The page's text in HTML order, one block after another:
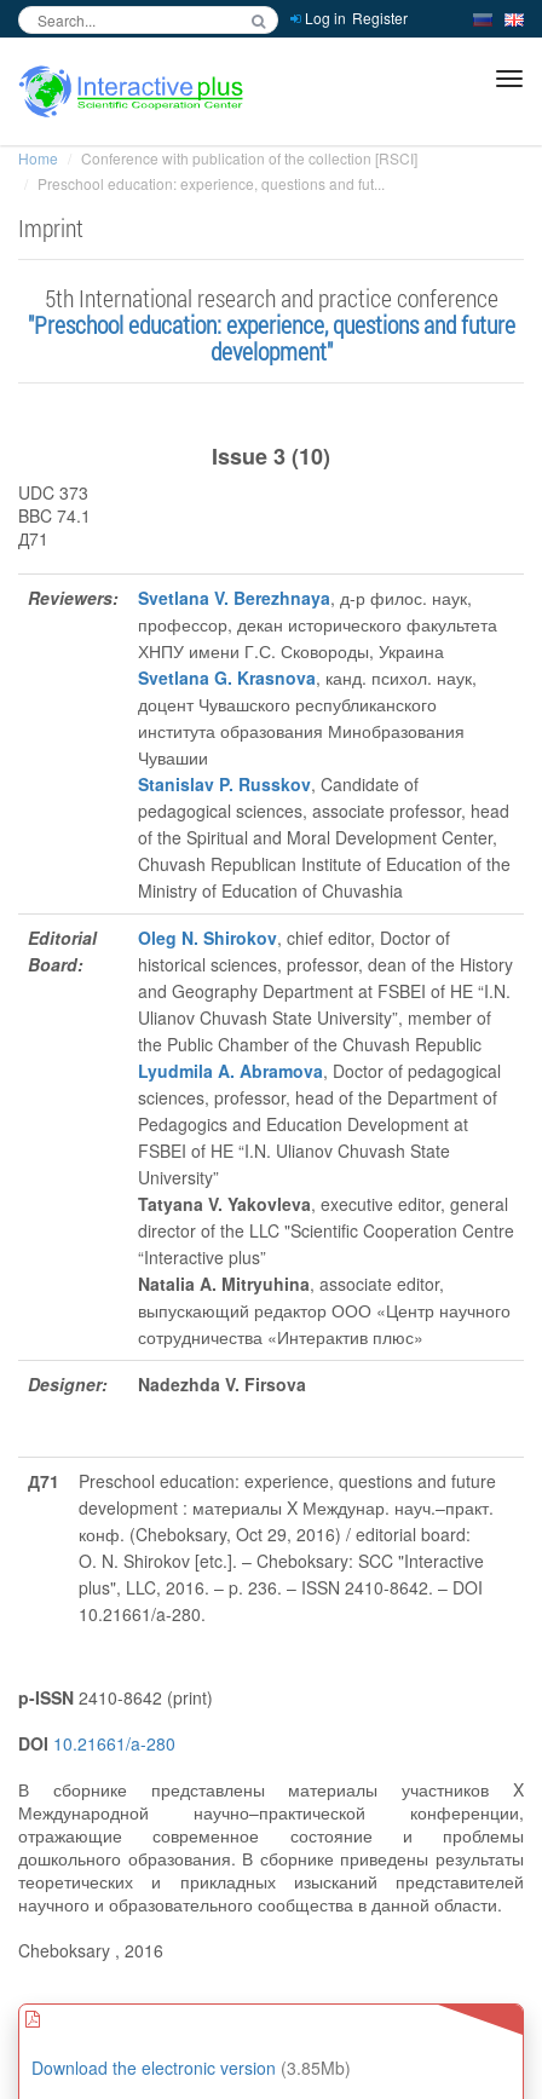
Log in Register
Home
Conference with publication of the collection [RSCI]
Preschool education: experience, questions and fut...
Imprint
5th International research and practice conference
"Preschool education: experience, questions and future
development"
Issue 3 (10)
UDC 373
BBC 74.1
Д71
Reviewers: Svetlana V. Berezhnaya, д-р филос. наук,
профессор, декан исторического факультета
ХНПУ имени Г.С. Сковороды, Украина
Svetlana G. Krasnova, канд. психол. наук,
доцент Чувашского республиканского
института образования Минобразования
Чувашии
Stanislav P. Russkov, Candidate of
pedagogical sciences, associate professor, head
of the Spiritual and Moral Development Center,
Chuvash Republican Institute of Education of the
Ministry of Education of Chuvashia
Editorial
Board:
Oleg N. Shirokov, chief editor, Doctor of
historical sciences, professor, dean of the History
and Geography Department at FSBEI of HE “I.N.
Ulianov Chuvash State University”, member of
the Public Chamber of the Chuvash Republic
Lyudmila A. Abramova, Doctor of pedagogical
sciences, professor, head of the Department of
Pedagogics and Education Development at
FSBEI of HE “I.N. Ulianov Chuvash State
University”
Tatyana V. Yakovleva, executive editor, general
director of the LLC "Scientific Cooperation Centre
“Interactive plus”
Natalia A. Mitryuhina, associate editor,
выпускающий редактор ООО «Центр научного
сотрудничества «Интерактив плюс»
Designer:
Nadezhda V. Firsova
Д71
Preschool education: experience, questions and future
development : материалы X Междунар. науч.–практ.
конф. (Cheboksary, Oct 29, 2016) / editorial board:
O. N. Shirokov [etc.]. – Cheboksary: SCC "Interactive
plus", LLC, 2016. – p. 236. – ISSN 2410-8642. – DOI
10.21661/a-280.
p-ISSN 2410-8642 (print)
DOI 10.21661/a-280
В сборнике представлены материалы участников X
Международной научно–практической конференции,
отражающие современное состояние и проблемы
дошкольного образования. В сборнике приведены результаты
теоретических и прикладных изысканий представителей
научного и образовательного сообщества в данной области.
Cheboksary , 2016
Download the electronic version (3.85Mb)